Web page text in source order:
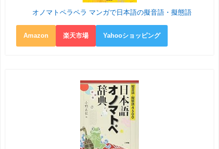
オノマトペラペラ マンガで日本語の擬音語・擬態語
Amazon 楽天市場 Yahooショッピング